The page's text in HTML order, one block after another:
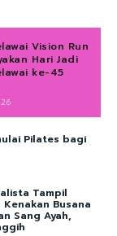
Vision Run
Hari Jadi
ke-45
Pilates bagi
Tampil
Kenakan Busana
Sang Ayah,